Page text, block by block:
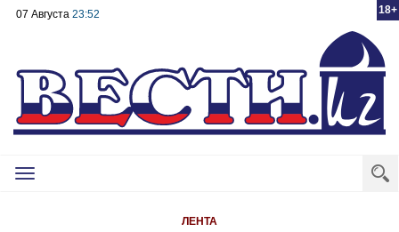
18+
07 Августа 23:52
Toggle
ЛЕНТА